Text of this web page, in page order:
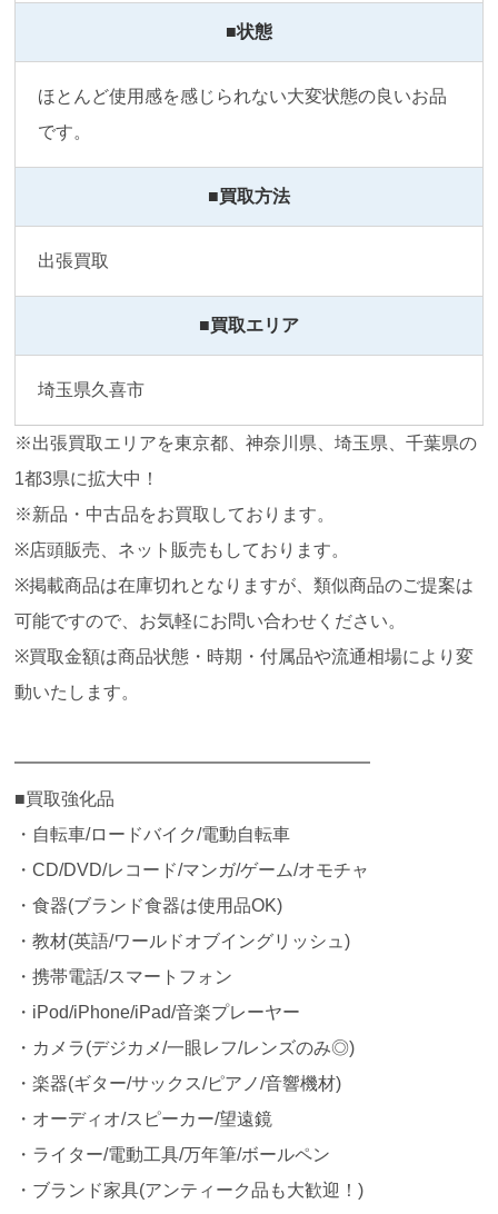
■状態
ほとんど使用感を感じられない大変状態の良いお品
です。
■買取方法
出張買取
■買取エリア
埼玉県久喜市
※出張買取エリアを東京都、神奈川県、埼玉県、千葉県の
1都3県に拡大中！
※新品・中古品をお買取しております。
※店頭販売、ネット販売もしております。
※掲載商品は在庫切れとなりますが、類似商品のご提案は
可能ですので、お気軽にお問い合わせください。
※買取金額は商品状態・時期・付属品や流通相場により変
動いたします。
━━━━━━━━━━━━━━━━━━━━
■買取強化品
・自転車/ロードバイク/電動自転車
・CD/DVD/レコード/マンガ/ゲーム/オモチャ
・食器(ブランド食器は使用品OK)
・教材(英語/ワールドオブイングリッシュ)
・携帯電話/スマートフォン
・iPod/iPhone/iPad/音楽プレーヤー
・カメラ(デジカメ/一眼レフ/レンズのみ◎)
・楽器(ギター/サックス/ピアノ/音響機材)
・オーディオ/スピーカー/望遠鏡
・ライター/電動工具/万年筆/ボールペン
・ブランド家具(アンティーク品も大歓迎！)